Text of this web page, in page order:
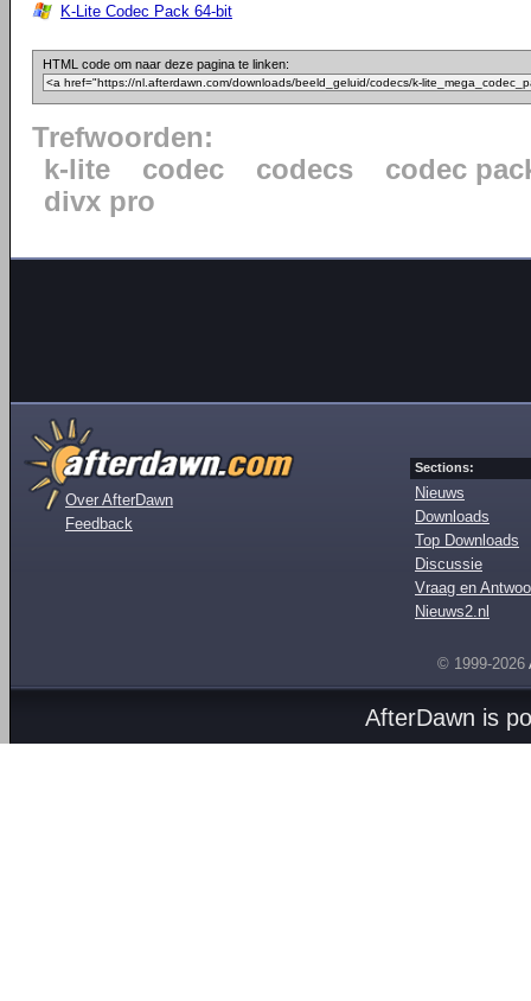
K-Lite Codec Pack 64-bit
HTML code om naar deze pagina te linken:
Trefwoorden:
k-lite
codec codecs
codec
divx pro
Over AfterDawn
Feedback
Sections:
Nieuws
Downloads
Top Downloads
Discussie
Vraag en
Nieuws2.nl
© 1999-2026
AfterDawn is